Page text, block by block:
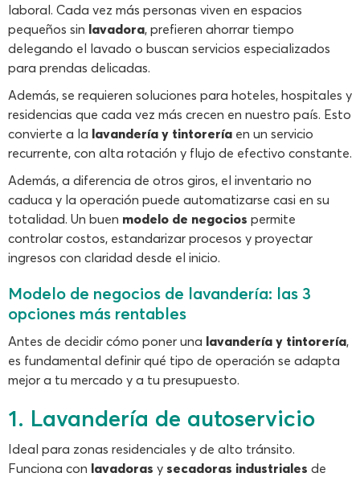
laboral. Cada vez más personas viven en espacios
pequeños sin lavadora, prefieren ahorrar tiempo
delegando el lavado o buscan servicios especializados
para prendas delicadas.
Además, se requieren soluciones para hoteles, hospitales y
residencias que cada vez más crecen en nuestro país. Esto
convierte a la lavandería y tintorería en un servicio
recurrente, con alta rotación y flujo de efectivo constante.
Además, a diferencia de otros giros, el inventario no
caduca y la operación puede automatizarse casi en su
totalidad. Un buen modelo de negocios permite
controlar costos, estandarizar procesos y proyectar
ingresos con claridad desde el inicio.
Modelo de negocios de lavandería: las 3
opciones más rentables
Antes de decidir cómo poner una lavandería y tintorería,
es fundamental definir qué tipo de operación se adapta
mejor a tu mercado y a tu presupuesto.
1. Lavandería de autoservicio
Ideal para zonas residenciales y de alto tránsito.
Funciona con lavadoras y secadoras industriales de